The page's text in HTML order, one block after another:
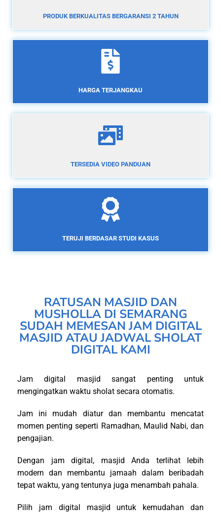
PRODUK BERKUALITAS BERGARANSI 2 TAHUN
HARGA TERJANGKAU
TERSEDIA VIDEO PANDUAN
TERUJI BERDASAR STUDI KASUS
RATUSAN MASJID DAN
MUSHOLLA DI SEMARANG
SUDAH MEMESAN JAM DIGITAL
MASJID ATAU JADWAL SHOLAT
DIGITAL KAMI
Jam digital masjid sangat penting untuk
mengingatkan waktu sholat secara otomatis.
Jam ini mudah diatur dan membantu mencatat
momen penting seperti Ramadhan, Maulid Nabi, dan
pengajian.
Dengan jam digital, masjid Anda terlihat lebih
modern dan membantu jamaah dalam beribadah
tepat waktu, yang tentunya juga menambah pahala.
Pilih jam digital masjid untuk kemudahan dan